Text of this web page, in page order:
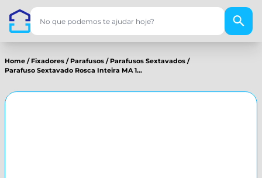
Home / Fixadores / Parafusos / Parafusos Sextavados /
Parafuso Sextavado Rosca Inteira MA 1...